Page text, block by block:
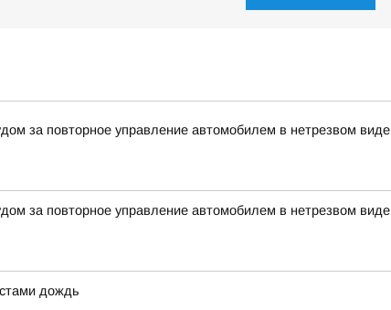
за повторное управление автомобилем в нетрезвом виде
за повторное управление автомобилем в нетрезвом виде
дождь